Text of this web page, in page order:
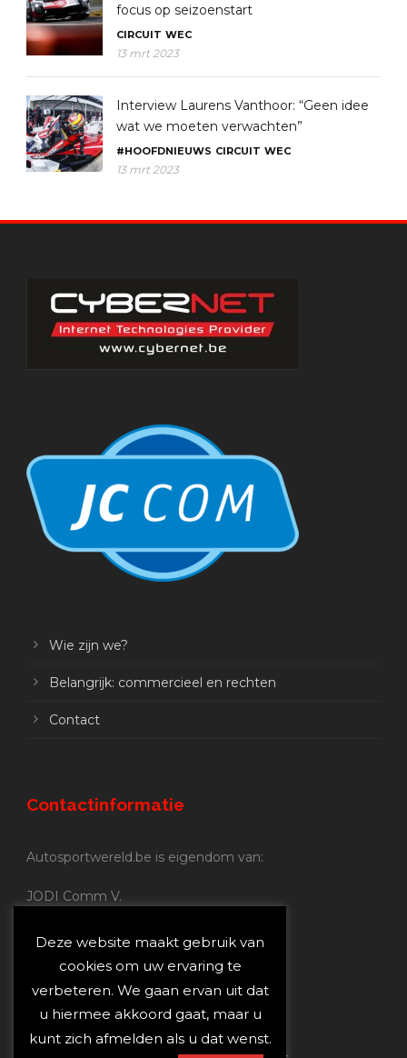
focus op seizoenstart
CIRCUIT WEC
13 mrt 2023
Interview Laurens Vanthoor: “Geen idee
wat we moeten verwachten”
#HOOFDNIEUWS CIRCUIT WEC
13 mrt 2023
Wie zijn we?
Belangrijk: commercieel en rechten
Contact
Contactinformatie
Autosportwereld.be is eigendom van:
JODI Comm V.
Nijverheidsstraat 70
2160 Wommelgem
Autosportwereld.be:
Redactie:joost@autosportwereld.be
Deze website maakt gebruik van
cookies om uw ervaring te
verbeteren. We gaan ervan uit dat
u hiermee akkoord gaat, maar u
kunt zich afmelden als u dat wenst.